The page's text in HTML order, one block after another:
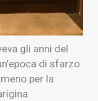
gli anni del
di sfarzo
per la